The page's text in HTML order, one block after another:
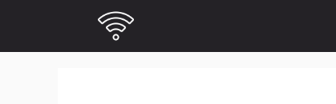
springen